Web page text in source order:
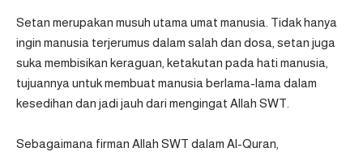
Setan merupakan musuh utama umat manusia. Tidak hanya
ingin manusia terjerumus dalam salah dan dosa, setan juga
suka membisikan keraguan, ketakutan pada hati manusia,
tujuannya untuk membuat manusia berlama-lama dalam
kesedihan dan jadi jauh dari mengingat Allah SWT.
Sebagaimana firman Allah SWT dalam Al-Quran,